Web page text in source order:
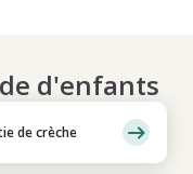
d'enfants
de crèche